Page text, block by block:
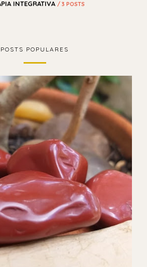
INTEGRATIVA / 3 POSTS
POSTS POPULARES